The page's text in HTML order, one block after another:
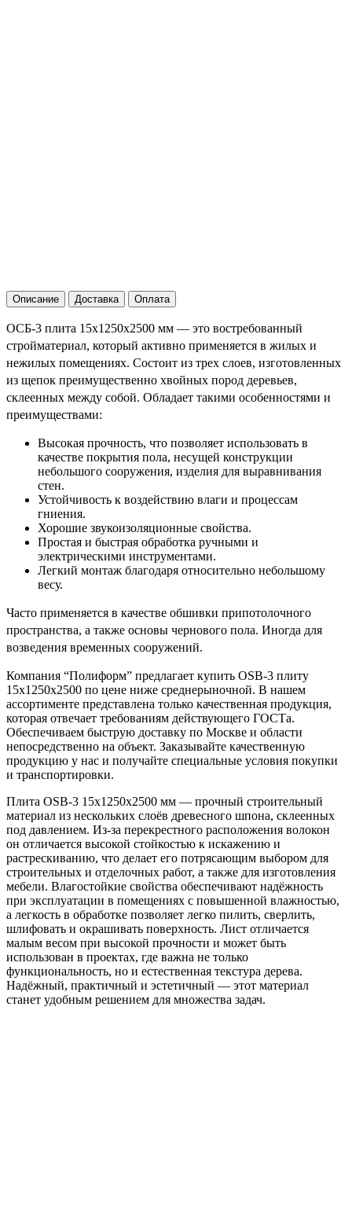
Описание Доставка Оплата
ОСБ-3 плита 15х1250х2500 мм — это востребованный
стройматериал, который активно применяется в жилых и
нежилых помещениях. Состоит из трех слоев, изготовленных
из щепок преимущественно хвойных пород деревьев,
склеенных между собой. Обладает такими особенностями и
преимуществами:
Высокая прочность, что позволяет использовать в
качестве покрытия пола, несущей конструкции
небольшого сооружения, изделия для выравнивания
стен.
Устойчивость к воздействию влаги и процессам
гниения.
Хорошие звукоизоляционные свойства.
Простая и быстрая обработка ручными и
электрическими инструментами.
Легкий монтаж благодаря относительно небольшому
весу.
Часто применяется в качестве обшивки припотолочного
пространства, а также основы чернового пола. Иногда для
возведения временных сооружений.
Компания “Полиформ” предлагает купить OSB-3 плиту
15х1250х2500 по цене ниже среднерыночной. В нашем
ассортименте представлена только качественная продукция,
которая отвечает требованиям действующего ГОСТа.
Обеспечиваем быструю доставку по Москве и области
непосредственно на объект. Заказывайте качественную
продукцию у нас и получайте специальные условия покупки
и транспортировки.
Плита OSB-3 15х1250х2500 мм — прочный строительный
материал из нескольких слоёв древесного шпона, склеенных
под давлением. Из-за перекрестного расположения волокон
он отличается высокой стойкостью к искажению и
растрескиванию, что делает его потрясающим выбором для
строительных и отделочных работ, а также для изготовления
мебели. Влагостойкие свойства обеспечивают надёжность
при эксплуатации в помещениях с повышенной влажностью,
а легкость в обработке позволяет легко пилить, сверлить,
шлифовать и окрашивать поверхность. Лист отличается
малым весом при высокой прочности и может быть
использован в проектах, где важна не только
функциональность, но и естественная текстура дерева.
Надёжный, практичный и эстетичный — этот материал
станет удобным решением для множества задач.